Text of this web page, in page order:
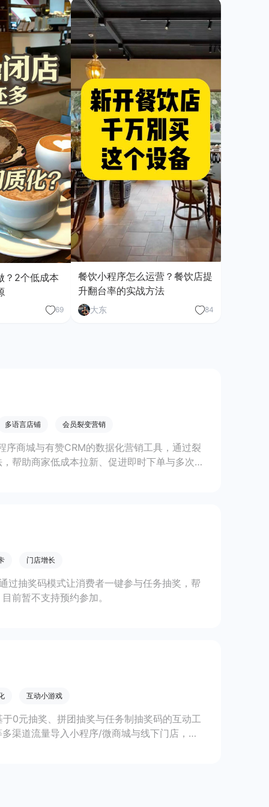
？2个低成本
69
餐饮小程序怎么运营？餐饮店提
升翻台率的实战方法
大东 84
多语言店铺 会员裂变营销
商城与有赞CRM的数据化营销工具，通过裂
帮助商家低成本拉新、促进即时下单与多次复
门店增长
过抽奖码模式让消费者一键参与任务抽奖，帮
前暂不支持预约参加。
互动小游戏
0元抽奖、拼团抽奖与任务制抽奖码的互动工
渠道流量导入小程序/微商城与线下门店，实